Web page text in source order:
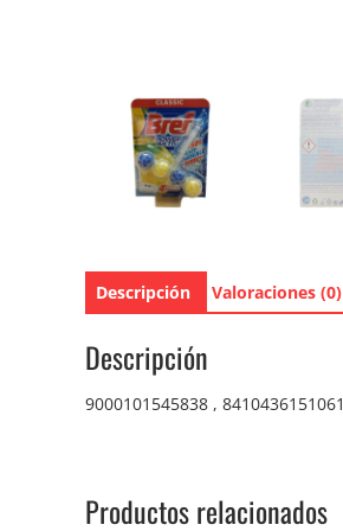
Descripción Valoraciones (0)
Descripción
9000101545838 , 8410436151061
Productos relacionados